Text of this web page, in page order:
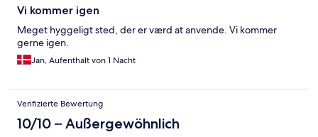
Vi kommer igen
Meget hyggeligt sted, der er værd at anvende. Vi kommer
gerne igen.
Jan, Aufenthalt von 1 Nacht
Verifizierte Bewertung
10/10 – Außergewöhnlich